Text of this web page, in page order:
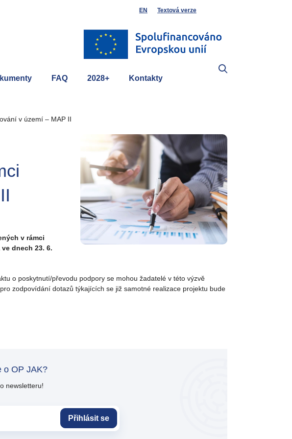
EN Textová verze
FAQ 2028+ Kontakty
v území – MAP II
v rámci
dnech 23. 6.
o poskytnutí/převodu podpory se mohou žadatelé v této výzvě
zodpovídání dotazů týkajících se již samotné realizace projektu bude
o OP JAK?
newsletteru!
Přihlásit se